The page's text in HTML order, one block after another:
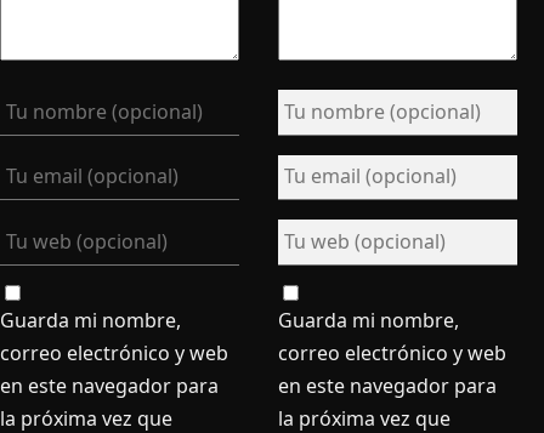
Guarda mi nombre,
correo electrónico y web
en este navegador para
la próxima vez que
Guarda mi nombre,
correo electrónico y web
en este navegador para
la próxima vez que